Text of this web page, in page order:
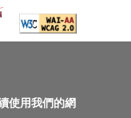
使用我們的網